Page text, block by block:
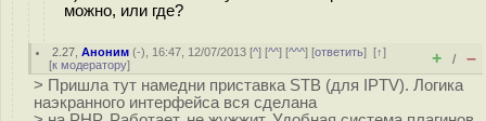
можно, или где?
2.27 ,Аноним (-), 16:47, 12/07/2013 [^] [^^] [^^^] [ответить][↑]
[к модератору] + / –
> Пришла тут намедни приставка STB (для IPTV). Логика
наэкранного интерфейса вся сделана